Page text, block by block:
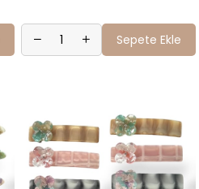
Sepete Ekle